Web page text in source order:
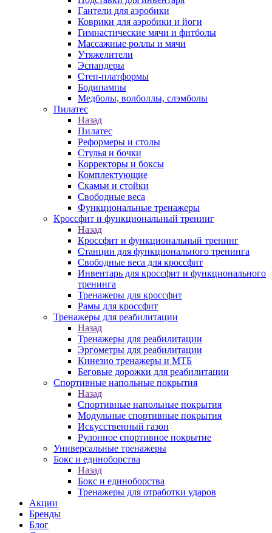
Гантели для аэробики
Коврики для аэробики и йоги
Гимнастические мячи и фитболы
Массажные роллы и мячи
Утяжелители
Эспандеры
Степ-платформы
Бодипампы
Медболы, волболлы, слэмболы
Пилатес
Назад
Пилатес
Реформеры и столы
Стулья и бочки
Корректоры и боксы
Комплектующие
Скамьи и стойки
Свободные веса
Функциональные тренажеры
Кроссфит и функциональный тренинг
Назад
Кроссфит и функциональный тренинг
Станции для функционального тренинга
Свободные веса для кроссфит
Инвентарь для кроссфит и функционального
тренинга
Тренажеры для кроссфит
Рамы для кроссфит
Тренажеры для реабилитации
Назад
Тренажеры для реабилитации
Эргометры для реабилитации
Кинезио тренажеры и МТБ
Беговые дорожки для реабилитации
Спортивные напольные покрытия
Назад
Спортивные напольные покрытия
Модульные спортивные покрытия
Искусственный газон
Рулонное спортивное покрытие
Универсальные тренажеры
Бокс и единоборства
Назад
Бокс и единоборства
Тренажеры для отработки ударов
Акции
Бренды
Блог